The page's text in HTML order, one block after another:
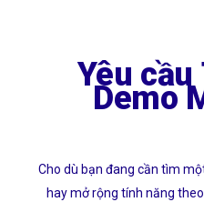
Yêu
Demo
Cho dù bạn đang cần tìm
hay mở rộng tính năng